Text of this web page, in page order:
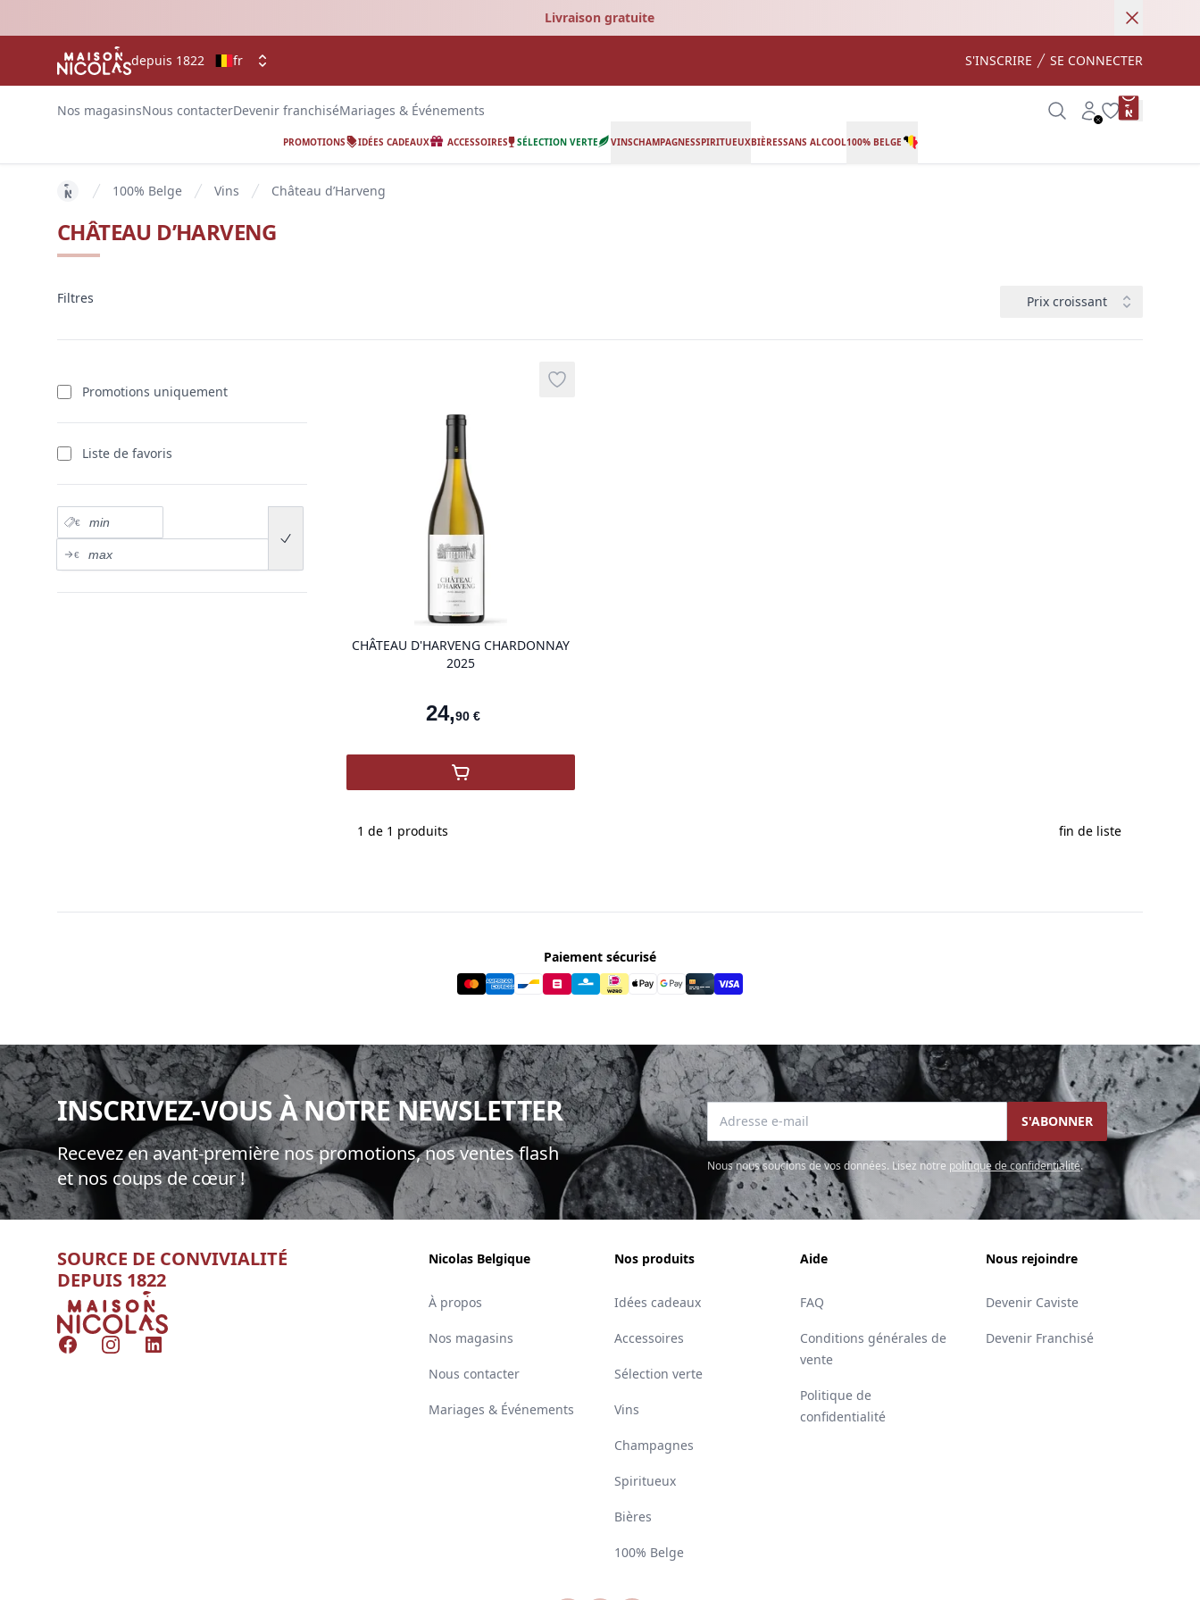
Livraison gratuite Annuler
depuis 1822 fr S'INSCRIRE SE CONNECTER
Nos magasinsNous contacterDevenir franchiséMariages & Événements SearchAccount
Wishlistproduct
PROMOTIONS IDÉES CADEAUX ACCESSOIRES SÉLECTION VERTE VINSCHAMPAGNESSPIRITUEUXBIÈRESSANS ALCOOL100% BELGE
100% Belge Vins Château d’Harveng
CHÂTEAU D’HARVENG
Filtres
Filtres Prix ​croissant
Promotions uniquement
Liste de favoris
Prix minimum
€
Prix maximum
€
Submit price range
CHÂTEAU D'HARVENG CHARDONNAY
2025
24,90 €
Add to wishlist
,Château d’Harveng
1 de 1 produits fin de liste
Paiement sécurisé
INSCRIVEZ-VOUS À NOTRE NEWSLETTER
Recevez en avant-première nos promotions, nos ventes flash
et nos coups de cœur !
Adresse e-mail S'ABONNER
Nous nous soucions de vos données. Lisez notre politique de confidentialité.
SOURCE DE CONVIVIALITÉ
DEPUIS 1822
Nicolas
FacebookInstagramLinkedIn
Nicolas Belgique
À propos
Nos magasins
Nous contacter
Mariages & Événements
Nos produits
Idées cadeaux
Accessoires
Sélection verte
Vins
Champagnes
Spiritueux
Bières
100% Belge
Aide
FAQ
Conditions générales de
vente
Politique de
confidentialité
Nous rejoindre
Devenir Caviste
Devenir Franchisé